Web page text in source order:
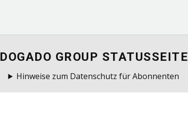
DOGADO GROUP STATUSSEITE
Hinweise zum Datenschutz für Abonnenten